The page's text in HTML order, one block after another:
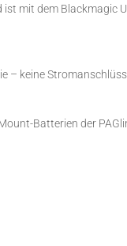
mit dem Blackmagic
– keine
Batterien der